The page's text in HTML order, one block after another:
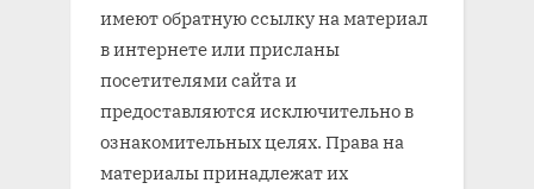
имеют обратную ссылку на материал
в интернете или присланы
посетителями сайта и
предоставляются исключительно в
ознакомительных целях. Права на
материалы принадлежат их